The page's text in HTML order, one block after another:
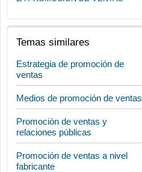
Temas similares
Estrategia de promoción de
ventas
Medios de promoción de ventas
Promoción de ventas y
relaciones públicas
Promoción de ventas a nivel
fabricante